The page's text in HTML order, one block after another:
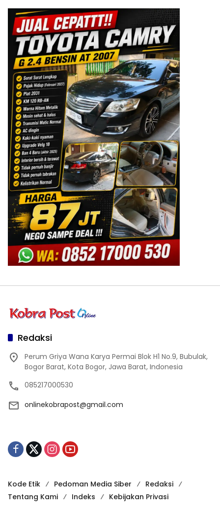
Redaksi
Perum Griya Wana Karya Permai Blok H1 No.9, Bubulak,
Bogor Barat, Kota Bogor, Jawa Barat, Indonesia
085217000530
onlinekobrapost@gmail.com
Kode Etik Pedoman Media Siber
Redaksi
Tentang Kami
Indeks
Kebijakan Privasi